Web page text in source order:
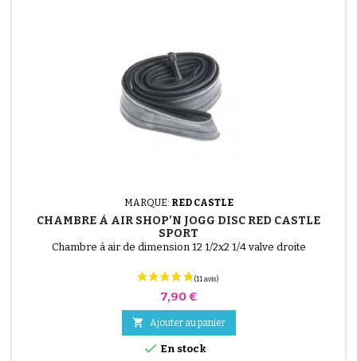
MARQUE: RED CASTLE
CHAMBRE À AIR SHOP’N JOGG DISC RED CASTLE
SPORT
Chambre à air de dimension 12 1/2x2 1/4 valve droite
Prix
7,90 €
 Ajouter au panier
 En stock